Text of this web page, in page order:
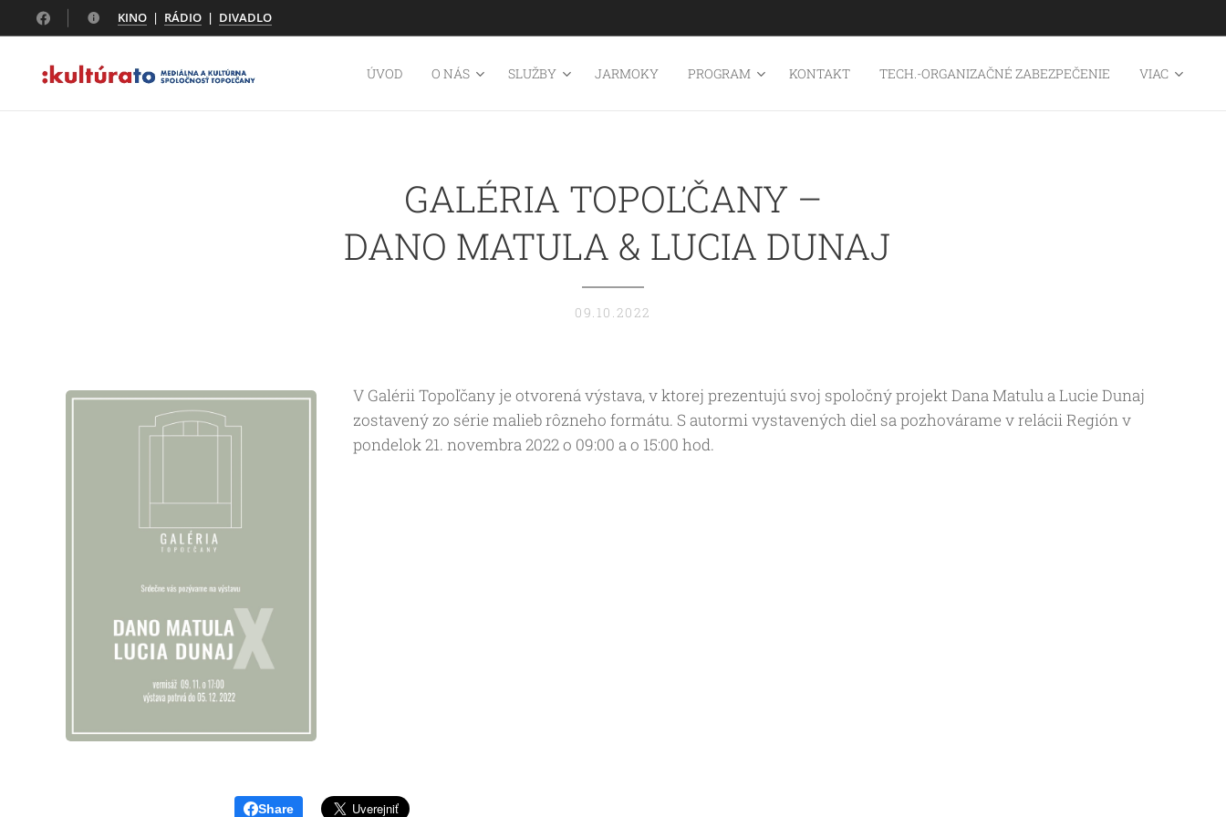
KINO | RÁDIO | DIVADLO
ÚVOD O NÁS SLUŽBY JARMOKY PROGRAM KONTAKT TECH.-ORGANIZAČNÉ ZABEZPEČENIE VIAC
GALÉRIA TOPOĽČANY –
DANO MATULA & LUCIA DUNAJ
09.10.2022
V Galérii Topoľčany je otvorená výstava, v ktorej prezentujú svoj spoločný projekt Dana Matulu a Lucie Dunaj
zostavený zo série malieb rôzneho formátu. S autormi vystavených diel sa pozhovárame v relácii Región v
pondelok 21. novembra 2022 o 09:00 a o 15:00 hod.
Share